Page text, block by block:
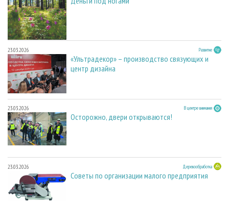
23.03.2026 Развитие
«Ультрадекор» – производство связующих и
центр дизайна
23.03.2026 В центре внимания
Осторожно, двери открываются!
23.03.2026 Деревообработка
Советы по организации малого предприятия